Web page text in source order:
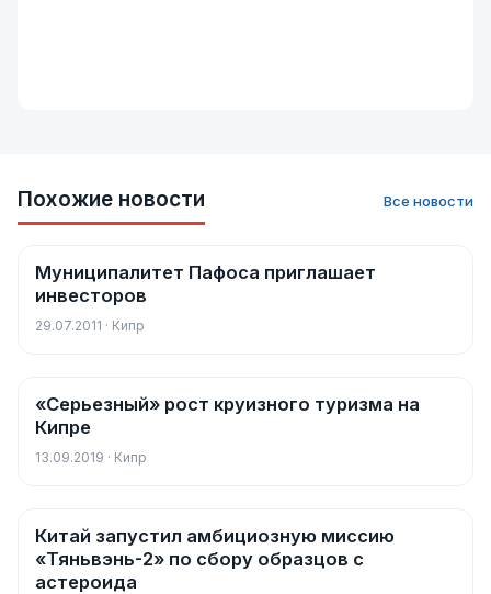
Похожие новости Все новости
Новости
Муниципалитет Пафоса приглашает
инвесторов
29.07.2011 · Кипр
Новости
«Серьезный» рост круизного туризма на
Кипре
13.09.2019 · Кипр
Новости
Китай запустил амбициозную миссию
«Тяньвэнь-2» по сбору образцов с
астероида